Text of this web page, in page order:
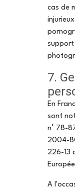
cas de
support
7.
En
sont
n° 78-
2004-
226-13
A